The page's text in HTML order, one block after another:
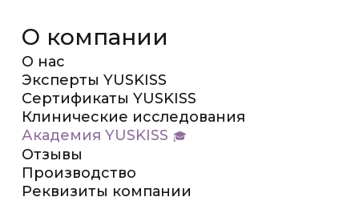
О компании
О нас
Эксперты YUSKISS
Сертификаты YUSKISS
Клинические исследования
Академия YUSKISS
Отзывы
Производство
Реквизиты компании